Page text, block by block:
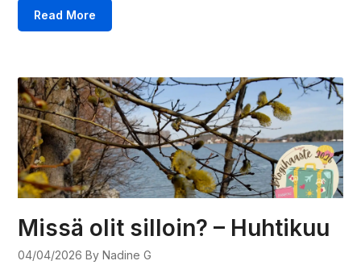
Read More
Missä olit silloin? – Huhtikuu
04/04/2026 By Nadine G